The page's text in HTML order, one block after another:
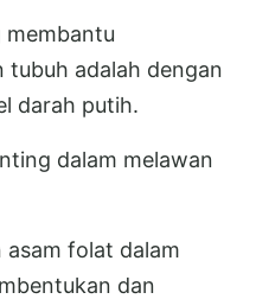
membantu
tubuh adalah dengan
darah putih.
dalam melawan
asam folat dalam
dan